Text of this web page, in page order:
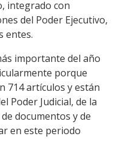
integrado con
del Poder Ejecutivo,
entes.
importante del año
porque
714 artículos y están
Poder Judicial, de la
documentos y de
en este periodo